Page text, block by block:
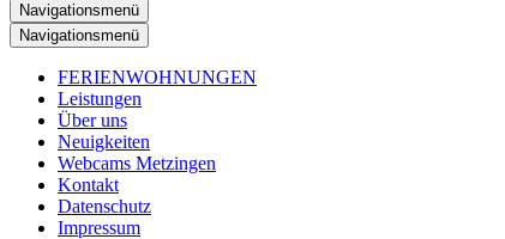
Navigationsmenü
Navigationsmenü
FERIENWOHNUNGEN
Leistungen
Über uns
Neuigkeiten
Webcams Metzingen
Kontakt
Datenschutz
Impressum